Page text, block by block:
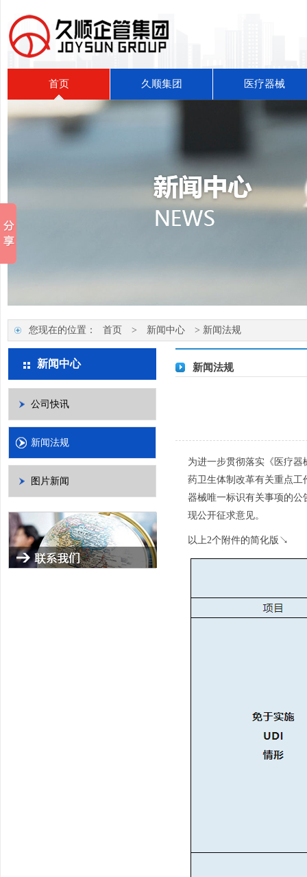
首页 久顺集团 医疗器械
您现在的位置： 首页 > 新闻中心 > 新闻法规
新闻中心
公司快讯
新闻法规
图片新闻
新闻法规
为进一步贯彻落实《医疗
药卫生体制改革有关重点
器械唯一标识有关事项的公
现公开征求意见。
以上2个附件的简化版↘